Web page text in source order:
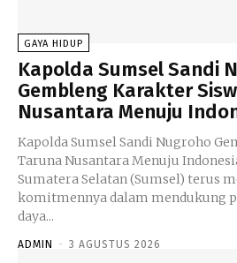
GAYA HIDUP
Kapolda Sumsel Sandi
Gembleng Karakter
Nusantara Menuju
Kapolda Sumsel Sandi Nugroho
Taruna Nusantara Menuju Indonesia
Sumatera Selatan (Sumsel) terus
komitmennya dalam mendukung
daya...
ADMIN - 3 AGUSTUS 2026